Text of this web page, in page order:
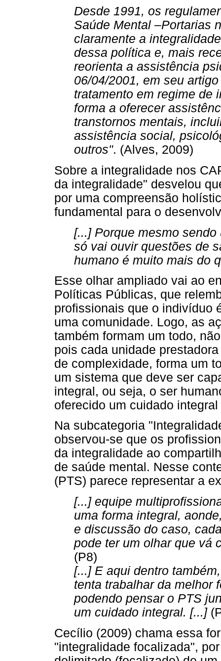
Desde 1991, os
Saúde Mental –Portarias
claramente a
dessa política e, mais
reorienta a assistência
06/04/2001, em seu
tratamento em regime de
forma a oferecer
transtornos mentais,
assistência social,
outros". (Alves, 2009)
Sobre a integralidade nos
da integralidade" desvelou
por uma compreensão
fundamental para o
[...] Porque mesmo
só vai ouvir questões de
humano é muito mais do
Esse olhar ampliado vai ao
Políticas Públicas, que
profissionais que o indivíduo
uma comunidade. Logo, as
também formam um todo,
pois cada unidade
de complexidade, forma um
um sistema que deve ser
integral, ou seja, o ser
oferecido um cuidado
Na subcategoria
observou-se que os
da integralidade ao
de saúde mental. Nesse
(PTS) parece representar a
[...] equipe
uma forma integral,
e discussão do caso,
pode ter um olhar que vá
(P8)
[...] E aqui dentro
tenta trabalhar da melhor
podendo pensar o PTS
um cuidado integral. [...]
Cecílio (2009) chama essa
"integralidade focalizada",